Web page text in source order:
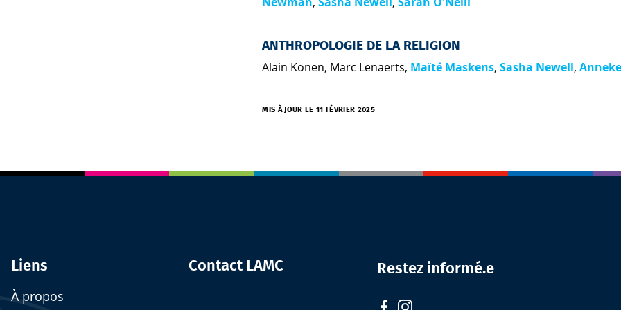
ANTHROPOLOGIE DE LA RELIGION
Alain Konen, Marc Lenaerts, Maïté Maskens,Sasha Newell,
MIS À JOUR LE 11 FÉVRIER 2025
Liens
À propos
Contact LAMC Restez informé.e